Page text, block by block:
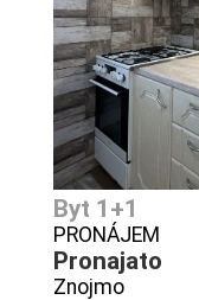
Byt 1+1
PRONÁJEM
Pronajato
Znojmo